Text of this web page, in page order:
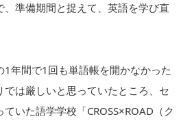
準備期間と捉えて、英語を学び直
1年間で1回も単語帳を開かなかった
では厳しいと思っていたところ、セ
いた語学学校「CROSS×ROAD（ク